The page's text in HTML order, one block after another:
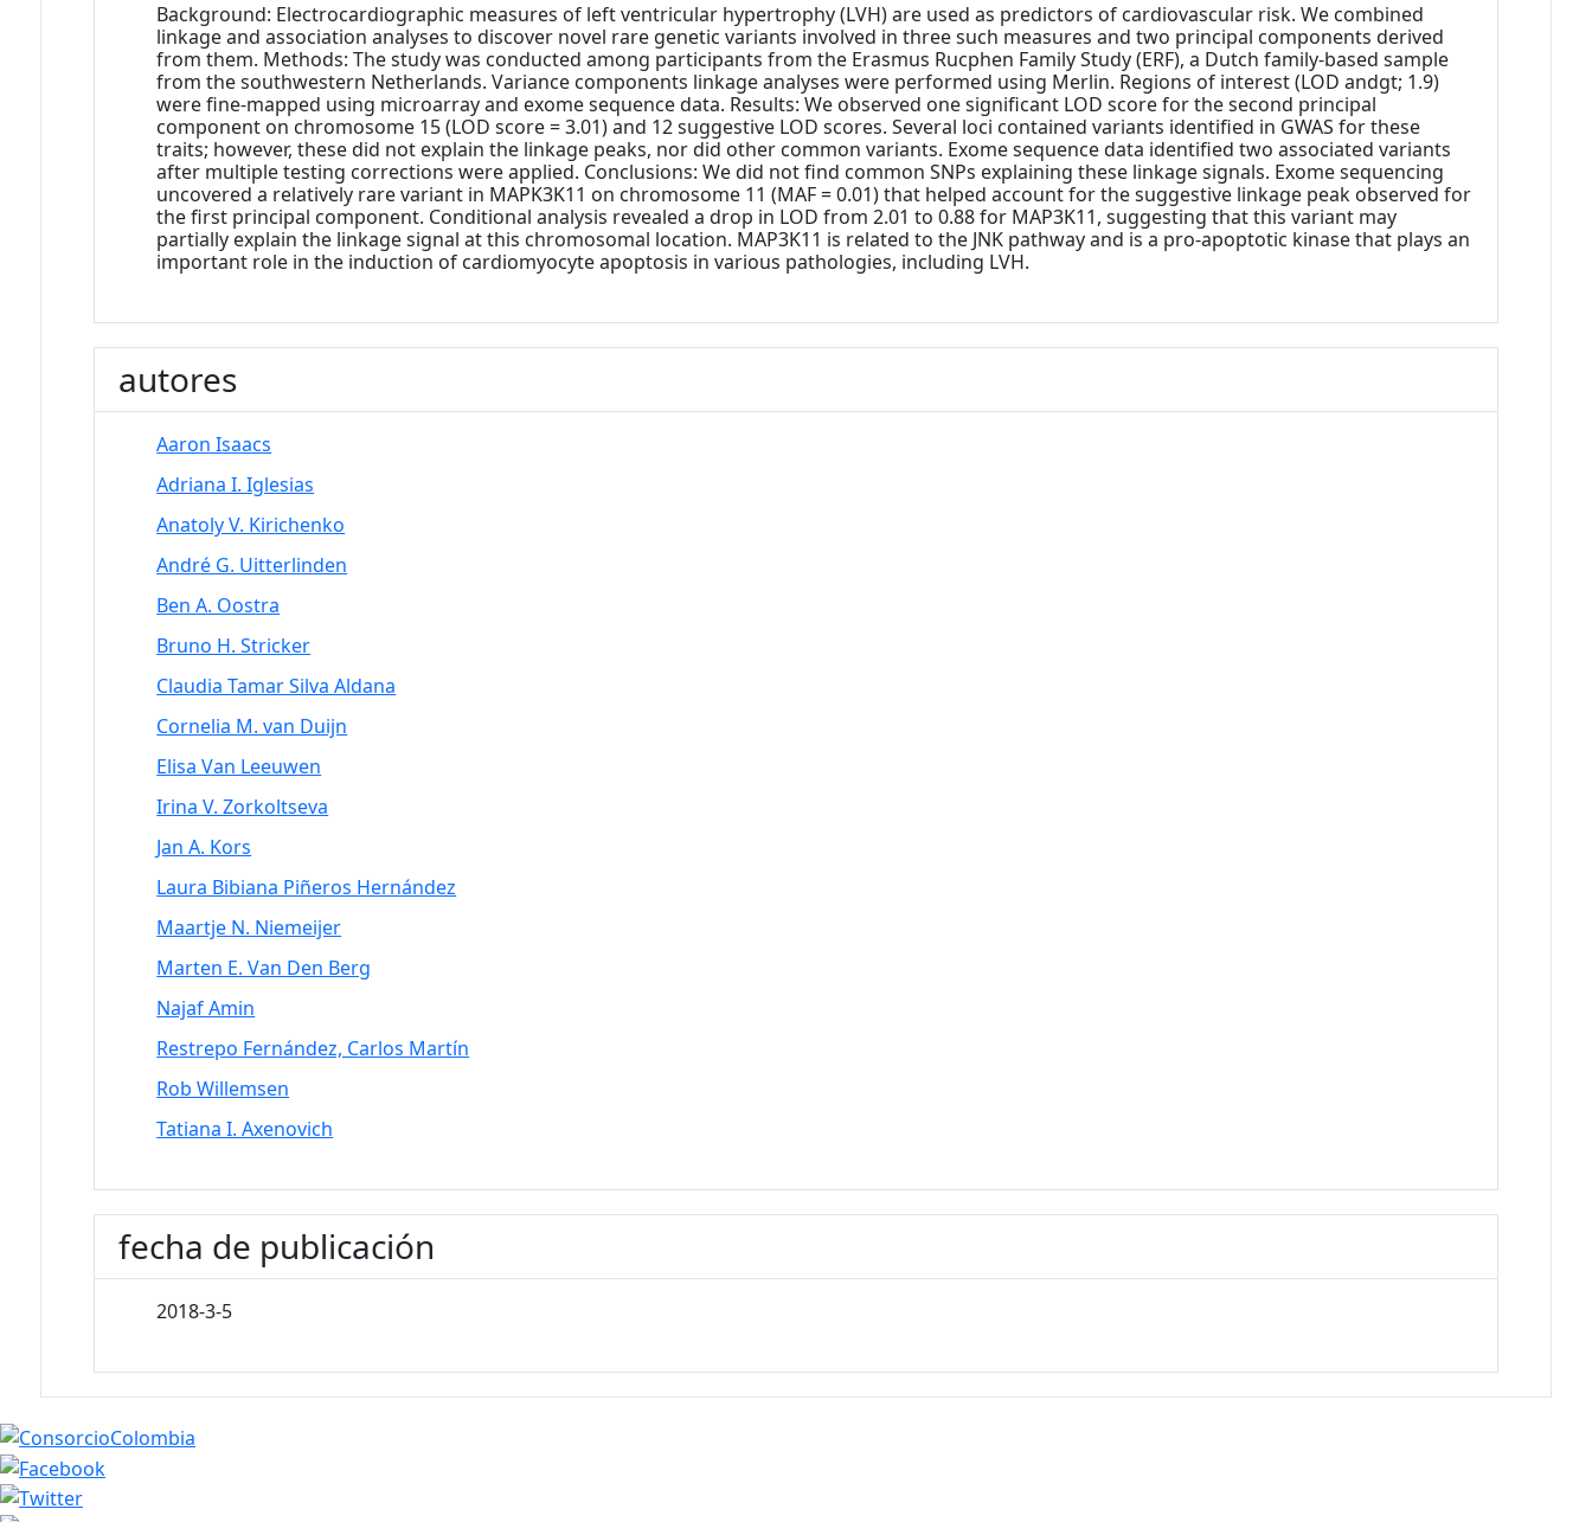
Background: Electrocardiographic measures of left ventricular hypertrophy (LVH) are used as predictors of cardiovascular risk. We combined
linkage and association analyses to discover novel rare genetic variants involved in three such measures and two principal components derived
from them. Methods: The study was conducted among participants from the Erasmus Rucphen Family Study (ERF), a Dutch family-based sample
from the southwestern Netherlands. Variance components linkage analyses were performed using Merlin. Regions of interest (LOD andgt; 1.9)
were fine-mapped using microarray and exome sequence data. Results: We observed one significant LOD score for the second principal
component on chromosome 15 (LOD score = 3.01) and 12 suggestive LOD scores. Several loci contained variants identified in GWAS for these
traits; however, these did not explain the linkage peaks, nor did other common variants. Exome sequence data identified two associated variants
after multiple testing corrections were applied. Conclusions: We did not find common SNPs explaining these linkage signals. Exome sequencing
uncovered a relatively rare variant in MAPK3K11 on chromosome 11 (MAF = 0.01) that helped account for the suggestive linkage peak observed for
the first principal component. Conditional analysis revealed a drop in LOD from 2.01 to 0.88 for MAP3K11, suggesting that this variant may
partially explain the linkage signal at this chromosomal location. MAP3K11 is related to the JNK pathway and is a pro-apoptotic kinase that plays an
important role in the induction of cardiomyocyte apoptosis in various pathologies, including LVH.
autores
Aaron Isaacs
Adriana I. Iglesias
Anatoly V. Kirichenko
André G. Uitterlinden
Ben A. Oostra
Bruno H. Stricker
Claudia Tamar Silva Aldana
Cornelia M. van Duijn
Elisa Van Leeuwen
Irina V. Zorkoltseva
Jan A. Kors
Laura Bibiana Piñeros Hernández
Maartje N. Niemeijer
Marten E. Van Den Berg
Najaf Amin
Restrepo Fernández, Carlos Martín
Rob Willemsen
Tatiana I. Axenovich
fecha de publicación
2018-3-5